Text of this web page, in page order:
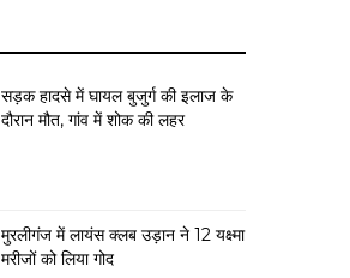
सड़क हादसे में घायल बुजुर्ग की इलाज के
दौरान मौत, गांव में शोक की लहर
मुरलीगंज में लायंस क्लब उड़ान ने 12 यक्ष्मा
मरीजों को लिया गोद